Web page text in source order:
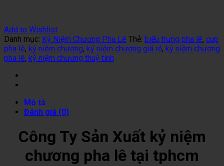
Add to Wishlist
Danh mục: Kỷ Niệm Chương Pha Lê Thẻ: biểu trưng pha lê, cup
pha lê, kỷ niệm chương, kỷ niệm chương giá rẻ, kỷ niệm chương
pha lê, kỷ niệm chương thuỷ tinh
Mô tả
Đánh giá (0)
Công Ty Sản Xuất kỷ niệm
chương pha lê tại tphcm